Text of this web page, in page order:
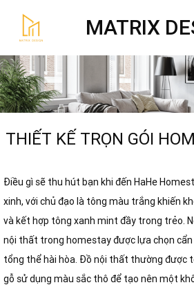
MATRIX
THIẾT KẾ TRỌN GÓI
Điều gì sẽ thu hút bạn khi đến HaHe
xinh, với chủ đạo là tông màu trắng khiến
và kết hợp tông xanh mint đầy trong trẻo.
nội thất trong homestay được lựa chọn
tổng thể hài hòa. Đồ nội thất thường được
gỗ sử dụng màu sắc thô để tạo nên một